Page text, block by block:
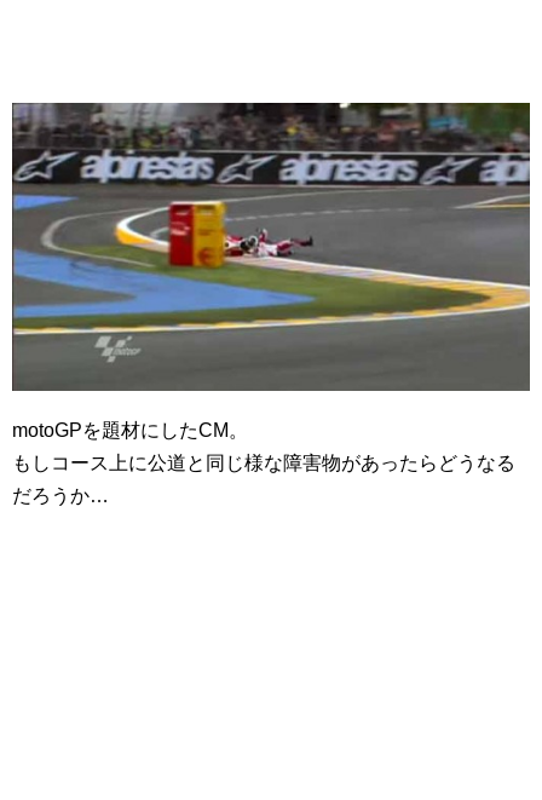
motoGPを題材にしたCM。
もしコース上に公道と同じ様な障害物があったらどうなる
だろうか…